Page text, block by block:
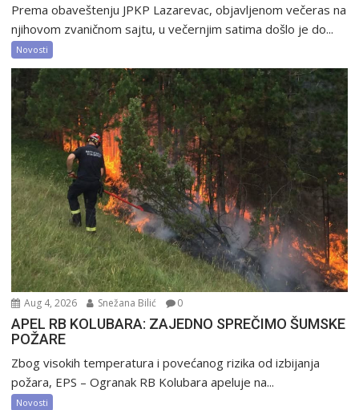
Prema obaveštenju JPKP Lazarevac, objavljenom večeras na
njihovom zvaničnom sajtu, u večernjim satima došlo je do...
Novosti
Aug 4, 2026 Snežana Bilić 0
APEL RB KOLUBARA: ZAJEDNO SPREČIMO ŠUMSKE
POŽARE
Zbog visokih temperatura i povećanog rizika od izbijanja
požara, EPS – Ogranak RB Kolubara apeluje na...
Novosti